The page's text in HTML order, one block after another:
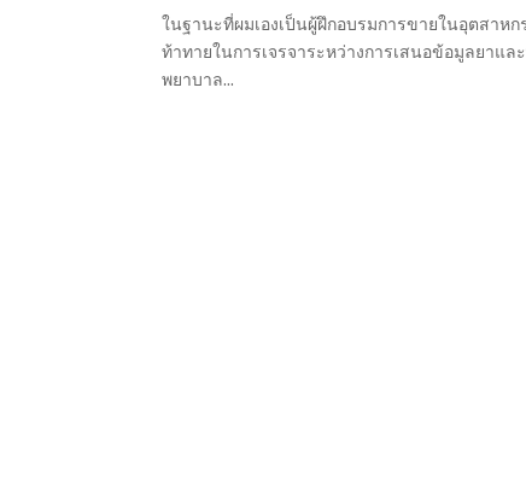
ในฐานะที่ผมเองเป็นผู้ฝึกอบรมการขายในอุตสา
ท้าทายในการเจรจาระหว่างการเสนอข้อมูลยาแ
พยาบาล...